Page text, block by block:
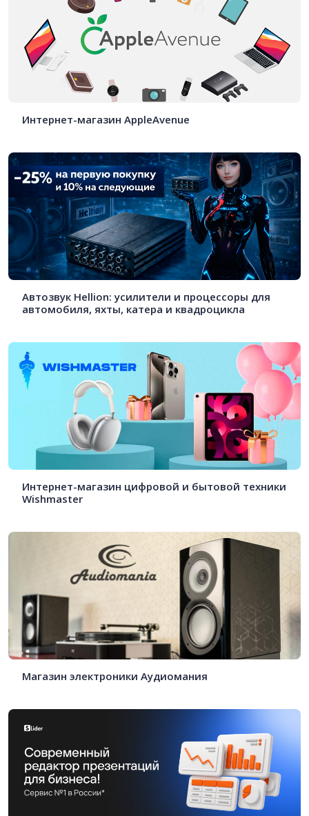
Интернет-магазин AppleAvenue
Автозвук Hellion: усилители и процессоры для
автомобиля, яхты, катера и квадроцикла
Интернет-магазин цифровой и бытовой техники
Wishmaster
Магазин электроники Аудиомания